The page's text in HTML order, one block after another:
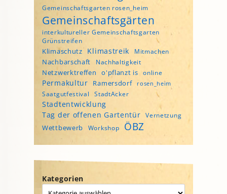
Gemeinschaftsgarten rosen_heim
Gemeinschaftsgärten
interkultureller Gemeinschaftsgarten
Grünstreifen
Klimaschutz Klimastreik Mitmachen
Nachbarschaft Nachhaltigkeit
Netzwerktreffen o'pflanzt is online
Permakultur Ramersdorf rosen_heim
Saatgutfestival StadtAcker
Stadtentwicklung
Tag der offenen Gartentür
Vernetzung
Wettbewerb Workshop ÖBZ
Kategorien